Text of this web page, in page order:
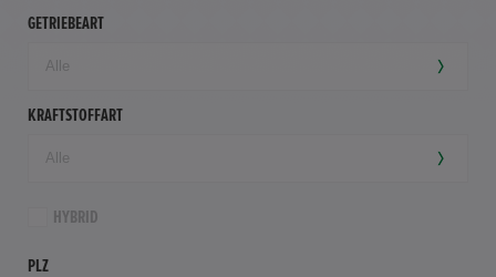
GETRIEBEART
KRAFTSTOFFART
HYBRID
PLZ